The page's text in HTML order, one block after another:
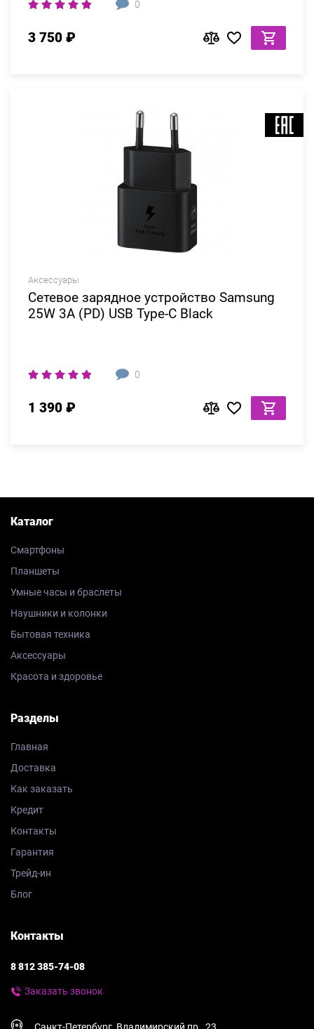
0
3 750 ₽
Аксессуары
Сетевое зарядное устройство Samsung
25W 3A (PD) USB Type-C Black
0
1 390 ₽
Каталог
Смартфоны
Планшеты
Умные часы и браслеты
Наушники и колонки
Бытовая техника
Аксессуары
Красота и здоровье
Разделы
Главная
Доставка
Как заказать
Кредит
Контакты
Гарантия
Трейд-ин
Блог
Контакты
8 812 385-74-08
Заказать звонок